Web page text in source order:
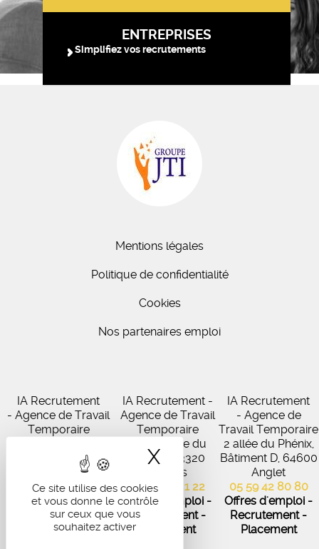
Ce site utilise des cookies
et vous donne le contrôle
sur ceux que vous
souhaitez activer
X Masquer le
ENTREPRISES
Simplifiez vos recrutements
Mentions légales
Politique de confidentialité
Cookies
Nos partenaires emploi
IA Recrutement
- Agence de Travail
Temporaire
Virecourt, 33370
Artigues-près-
Bordeaux
05 56 67 48 57
Offres d'emploi -
Recrutement -
IA Recrutement -
Agence de Travail
Temporaire
102 Avenue du
Médoc, 33320
Eysines
05 56 45 21 22
Offres d'emploi -
Recrutement -
Placement
IA Recrutement
- Agence de
Travail Temporaire
2 allée du Phénix,
Bâtiment D, 64600
Anglet
05 59 42 80 80
Offres d'emploi -
Recrutement -
Placement